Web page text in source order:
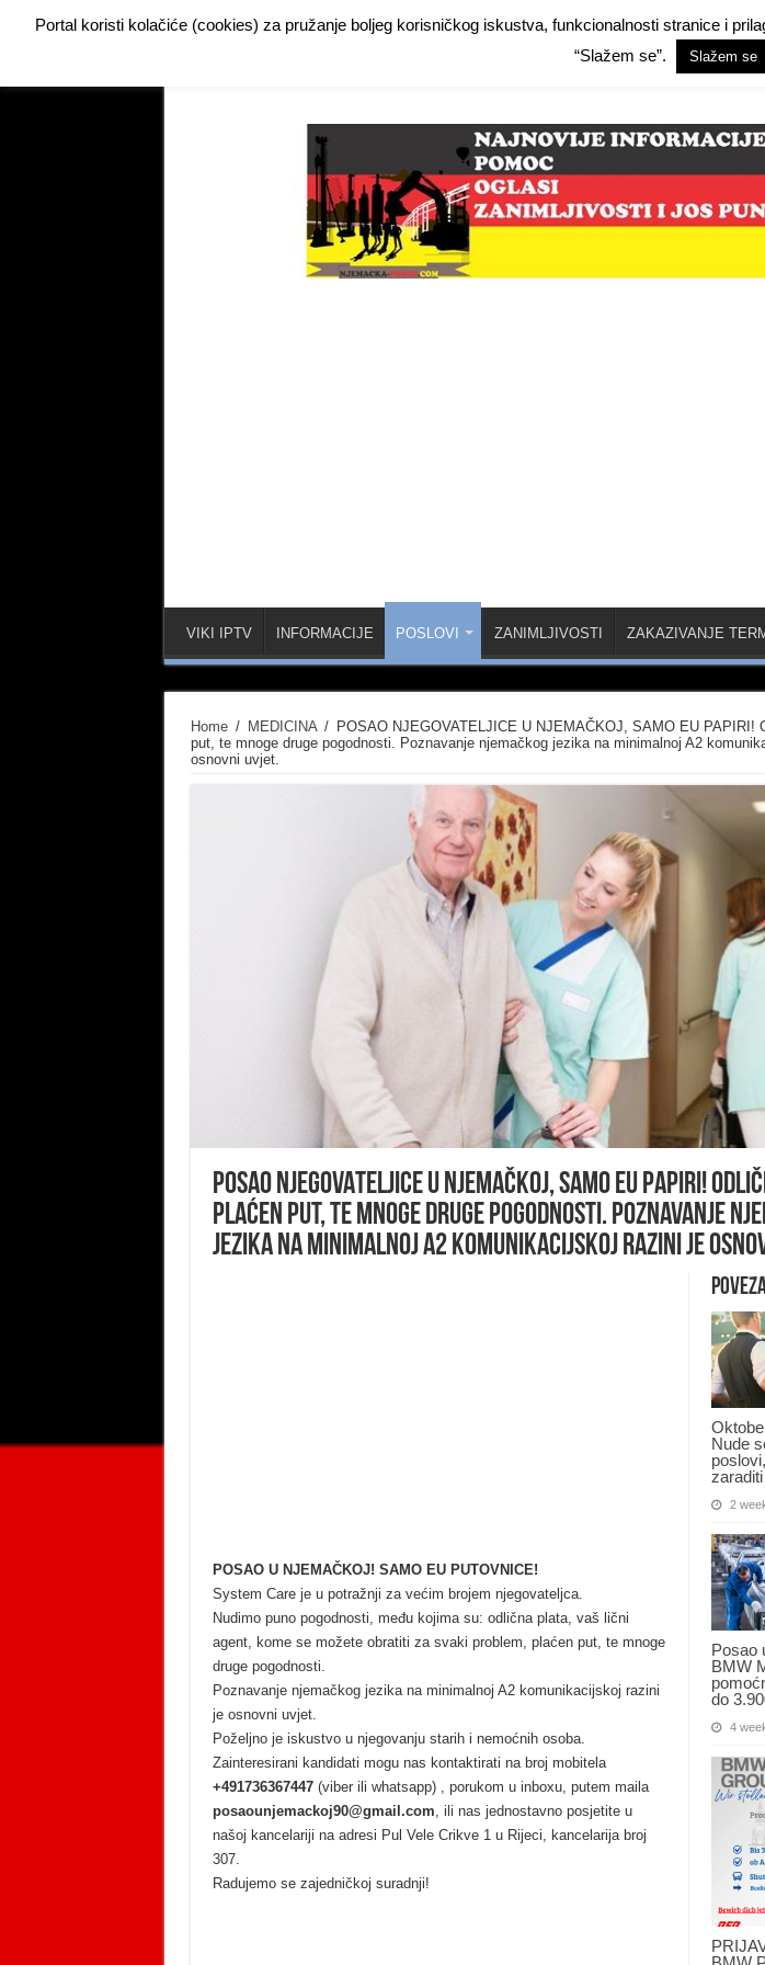
Facebook Demo
O NAMA
VIKI IPTV INFORMACIJE POSLOVI ZANIMLJIVOSTI ZAKAZIVANJE
Home / MEDICINA /
POSAO NJEGOVATELJICE U NJEMAČKOJ, SAMO EU PAPIRI!
put, te mnoge druge pogodnosti. Poznavanje njemačkog jezika na minimalnoj A2
osnovni uvjet.
POSAO NJEGOVATELJICE U NJEMAČKOJ, SAMO EU PAPIRI!
plaćen put, te mnoge druge pogodnosti. Poznavanje
jezika na minimalnoj A2 komunikacijskoj razini je
Nude
2
Posao
BMW
do
4
POSAO U NJEMAČKOJ! SAMO EU PUTOVNICE!
System Care je u potražnji za većim brojem njegovateljca.
Nudimo puno pogodnosti, među kojima su: odlična plata, vaš lični
agent, kome se možete obratiti za svaki problem, plaćen put, te mnoge
druge pogodnosti.
Poznavanje njemačkog jezika na minimalnoj A2 komunikacijskoj razini
je osnovni uvjet.
Poželjno je iskustvo u njegovanju starih i nemoćnih osoba.
Zainteresirani kandidati mogu nas kontaktirati na broj mobitela
+491736367447(viber ili whatsapp) , porukom u inboxu, putem maila
posaounjemackoj90@gmail.com , ili nas jednostavno posjetite u
našoj kancelariji na adresi Pul Vele Crikve 1 u Rijeci, kancelarija broj
307.
Radujemo se zajedničkoj suradnji!
Portal koristi kolačiće (cookies) za pružanje boljeg korisničkog iskustva, funkcionalnosti stranice i
“Slažem se”.
Slažem se